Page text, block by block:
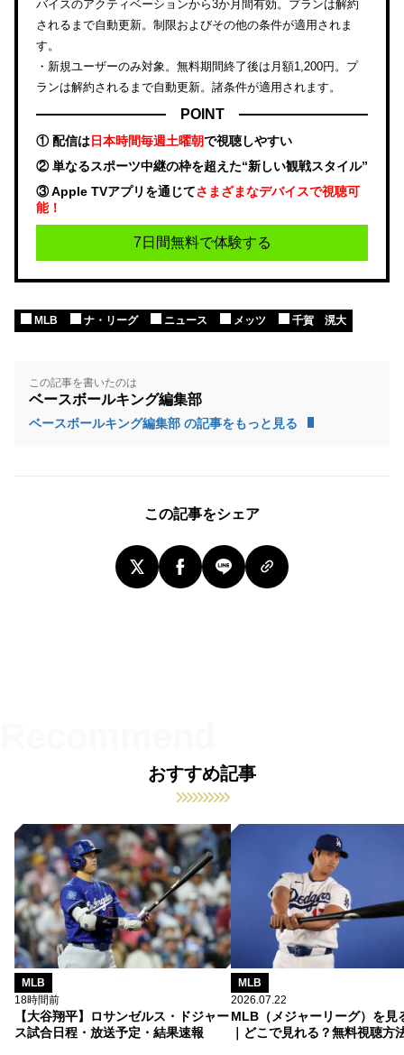
バイスのアクティベーションから3か月間有効。プランは解約
されるまで自動更新。制限およびその他の条件が適用されま
す。
・新規ユーザーのみ対象。無料期間終了後は月額1,200円。プ
ランは解約されるまで自動更新。諸条件が適用されます。
POINT
① 配信は日本時間毎週土曜朝で視聴しやすい
② 単なるスポーツ中継の枠を超えた“新しい観戦スタイル”
③ Apple TVアプリを通じてさまざまなデバイスで視聴可
能！
7日間無料で体験する
MLB ナ・リーグ ニュース メッツ 千賀 滉大
この記事を書いたのは
ベースボールキング編集部
ベースボールキング編集部 の記事をもっと見る
この記事をシェア
おすすめ記事
MLB
18時間前
【大谷翔平】ロサンゼルス・ドジャー
ス試合日程・放送予定・結果速報
MLB
2026.07.22
MLB（メジャーリーグ）を見
｜どこで見れる？無料視聴方